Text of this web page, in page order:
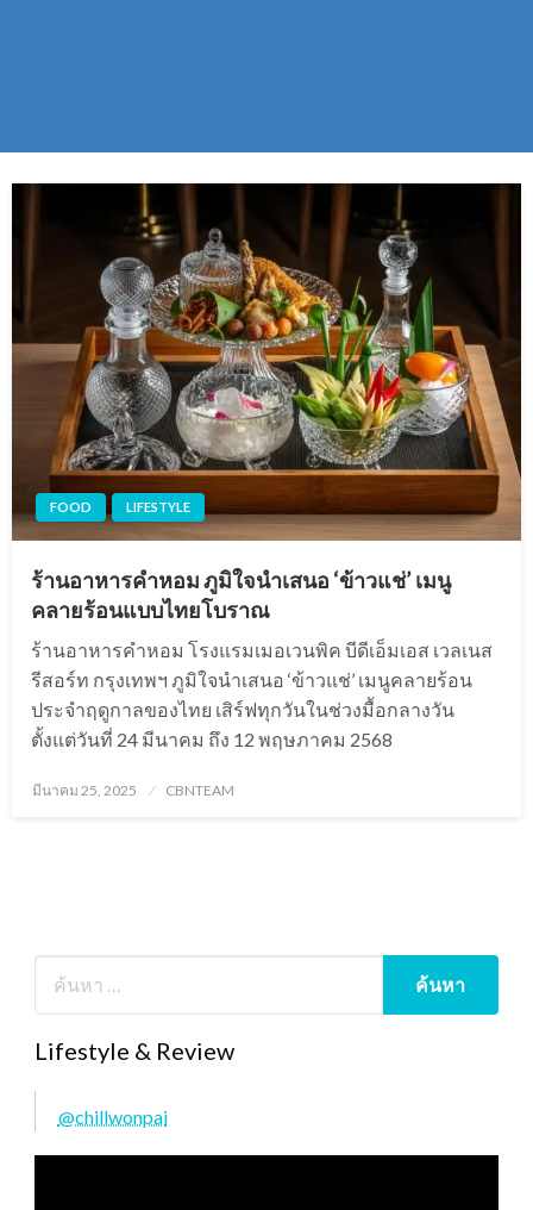
FOOD LIFESTYLE
ร้านอาหารคำหอม ภูมิใจนำเสนอ ‘ข้าวแช่’ เมนู
คลายร้อนแบบไทยโบราณ
ร้านอาหารคำหอม โรงแรมเมอเวนพิค บีดีเอ็มเอส เวลเนส
รีสอร์ท กรุงเทพฯ ภูมิใจนำเสนอ ‘ข้าวแช่’ เมนูคลายร้อน
ประจำฤดูกาลของไทย เสิร์ฟทุกวันในช่วงมื้อกลางวัน
ตั้งแต่วันที่ 24 มีนาคม ถึง 12 พฤษภาคม 2568
Posted
มีนาคม 25, 2025 CBNTEAM
Lifestyle & Review
@chillwonpai